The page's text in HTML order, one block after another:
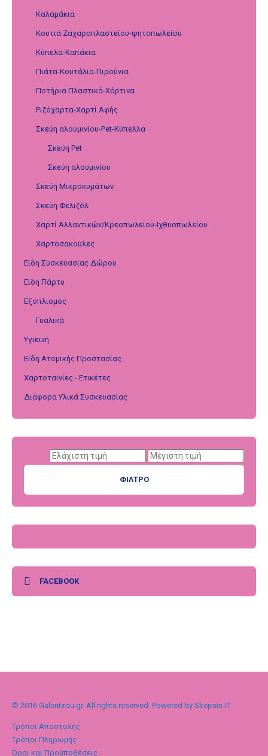
Καλαμάκια
Κουτιά Ζαχαροπλαστείου-ψητοπωλείου
Κύπελα-Καπάκια
Πιάτα-Κουτάλια-Πιρούνια
Ποτήρια Πλαστικά-Χάρτινα
Ριζόχαρτα-Χαρτί Αφής
Σκεύη αλουμινίου-Pet-Κύπελλα
Σκεύη Pet
Σκεύη αλουμινίου
Σκεύη Μικροκυμάτων
Σκεύη Φελιζόλ
Χαρτί Αλλαντικών/Κρεοπωλείου-Ιχθυοπωλείου
Χαρτοσακούλες
Είδη Συσκευασίας Δώρου
Είδη Πάρτυ
Εξοπλισμός
Γυαλικά
Υγιεινή
Είδη Ατομικής Προστασίας
Χαρτοταινίες - Ετικέτες
Διάφορα Υλικά Συσκευασίας
ΦΊΛΤΡΟ
FACEBOOK
© 2016 Galentzou.gr. All rights reserved. Powered by Skepsis IT
Τρόποι Αποστολής
Τρόποι Πληρωμής
Όροι και Προϋποθέσεις